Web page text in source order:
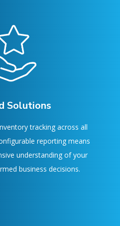
Solutions
tracking across all
reporting means
understanding of your
business decisions.